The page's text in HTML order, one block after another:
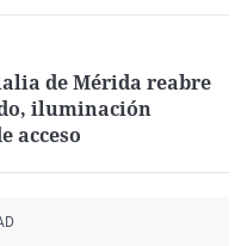
de Mérida reabre
iluminación
acceso